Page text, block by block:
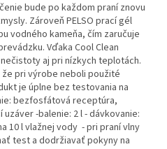
bude po každom praní znovu
Zároveň PELSO prací gél
vodného kameňa, čím zaručuje
Vďaka Cool Clean
aj pri nízkych teplotách.
pri výrobe neboli použité
je úplne bez testovania na
bezfosfátová receptúra,
-balenie: 2 l - dávkovanie:
10 l vlažnej vody - pri praní vlny
test a dodržiavať pokyny na